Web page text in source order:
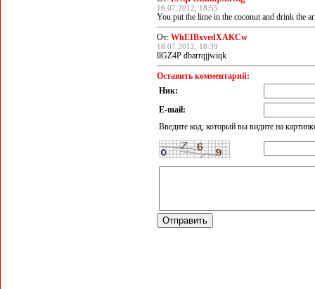
16.07.2012, 18:55
You put the lime in the coconut and drink the
От: WhEIBxvedXAKCw
18.07.2012, 18:39
llGZ4P dbarrqjjwiqk
Оставить комментарий:
Ник:
E-mail:
Введите код, который вы видите на